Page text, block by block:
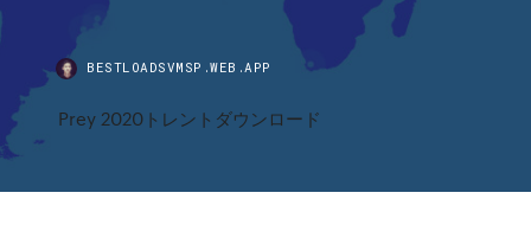
BESTLOADSVMSP.WEB.APP
Prey 2020トレントダウンロード